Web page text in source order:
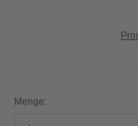
Menge: